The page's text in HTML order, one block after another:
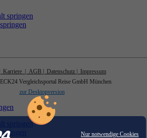
Nur notwendige Cookies
springen
| Karriere | AGB | Datenschutz
| Impressum
Vergleichsportal Reise GmbH München
zur Desktopversion
springen